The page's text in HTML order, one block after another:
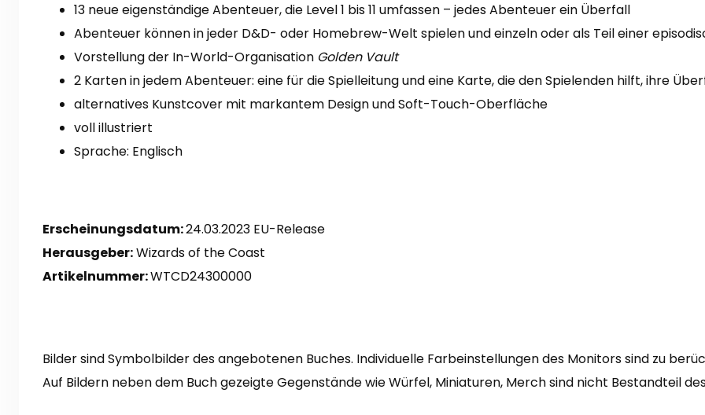
13 neue eigenständige Abenteuer, die Level 1 bis 11 umfassen – jedes Abenteuer ein Überfall
Abenteuer können in jeder D&D- oder Homebrew-Welt spielen und einzeln oder als Teil einer
Vorstellung der In-World-Organisation Golden Vault
2 Karten in jedem Abenteuer: eine für die Spielleitung und eine Karte, die den Spielenden hilft, ihre
alternatives Kunstcover mit markantem Design und Soft-Touch-Oberfläche
voll illustriert
Sprache: Englisch
Erscheinungsdatum:24.03.2023 EU-Release
Herausgeber:Wizards of the Coast
Artikelnummer:WTCD24300000
Bilder sind Symbolbilder des angebotenen Buches. Individuelle Farbeinstellungen des Monitors sind zu
Auf Bildern neben dem Buch gezeigte Gegenstände wie Würfel, Miniaturen, Merch sind nicht Bestandteil